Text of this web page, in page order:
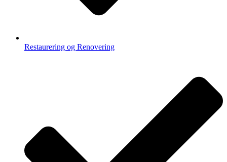
Restaurering og Renovering